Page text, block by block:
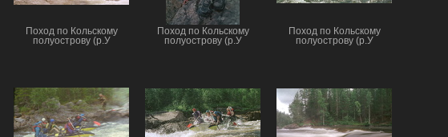
Поход по Кольскому
полуострову (р.У
Поход по Кольскому
полуострову (р.У
Поход по Кольскому
полуострову (р.У